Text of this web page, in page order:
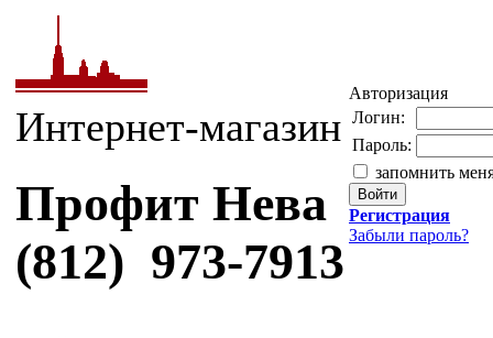
Интернет-магазин
Профит Нева
(812) 973-7913
Авторизация
Логин:
Пароль:
запомнить
Регистрация
Забыли пароль?